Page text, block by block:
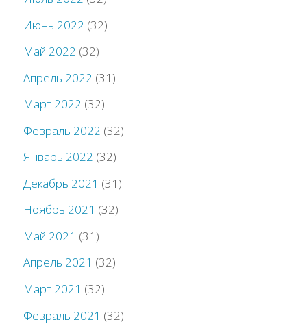
Июнь 2022 (32)
Май 2022 (32)
Апрель 2022 (31)
Март 2022 (32)
Февраль 2022 (32)
Январь 2022 (32)
Декабрь 2021 (31)
Ноябрь 2021 (32)
Май 2021 (31)
Апрель 2021 (32)
Март 2021 (32)
Февраль 2021 (32)